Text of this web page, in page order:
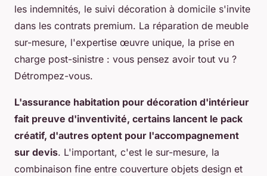
les indemnités, le suivi décoration à domicile s'invite
dans les contrats premium. La réparation de meuble
sur-mesure, l'expertise œuvre unique, la prise en
charge post-sinistre : vous pensez avoir tout vu ?
Détrompez-vous.
L'assurance habitation pour décoration d'intérieur
fait preuve d'inventivité, certains lancent le pack
créatif, d'autres optent pour l'accompagnement
sur devis. L'important, c'est le sur-mesure, la
combinaison fine entre couverture objets design et